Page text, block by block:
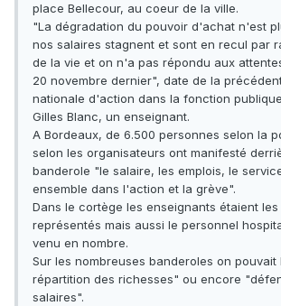
place Bellecour, au coeur de la ville.
"La dégradation du pouvoir d'achat n'est
nos salaires stagnent et sont en recul par
de la vie et on n'a pas répondu aux
20 novembre dernier", date de la
nationale d'action dans la fonction
Gilles Blanc, un enseignant.
A Bordeaux, de 6.500 personnes selon la
selon les organisateurs ont manifesté
banderole "le salaire, les emplois, le
ensemble dans l'action et la grève".
Dans le cortège les enseignants étaient les
représentés mais aussi le personnel
venu en nombre.
Sur les nombreuses banderoles on
répartition des richesses" ou encore
salaires".